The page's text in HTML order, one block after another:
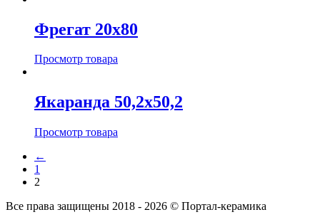
Фрегат 20х80
Просмотр товара
Якаранда 50,2х50,2
Просмотр товара
←
1
2
Все права защищены 2018 - 2026 © Портал-керамика